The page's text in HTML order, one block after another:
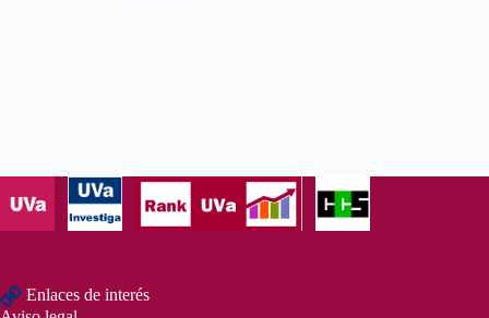
Enlaces de interés